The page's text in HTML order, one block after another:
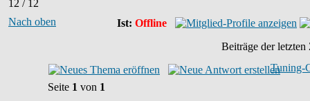
12 / 12
Nach oben
Ist: Offline
Beiträge der
Tuning-
Seite 1 von 1